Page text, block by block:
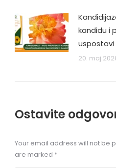
kandidu i
uspostavi
20. maj
Ostavite
Your email address will not be
are marked *